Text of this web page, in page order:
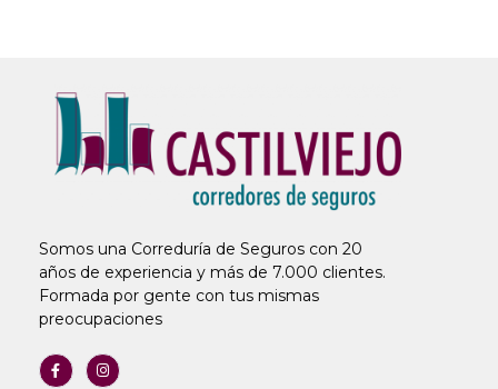
Somos una Correduría de Seguros con 20
años de experiencia y más de 7.000 clientes.
Formada por gente con tus mismas
preocupaciones